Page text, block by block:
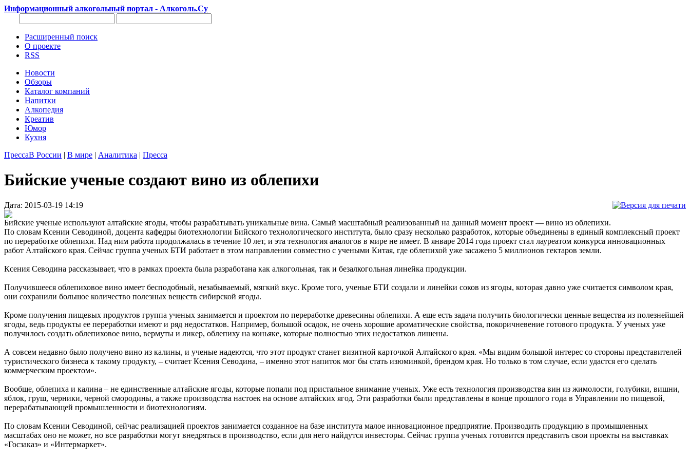
Информационный алкогольный портал - Алкоголь.Су
Расширенный поиск
О проекте
RSS
Новости
Обзоры
Каталог компаний
Напитки
Алкопедия
Креатив
Юмор
Кухня
ПрессаВ России | В мире | Аналитика | Пресса
Бийские ученые создают вино из облепихи
Дата: 2015-03-19 14:19
Бийские ученые используют алтайские ягоды, чтобы разрабатывать уникальные вина. Самый масштабный реализованный на данный момент проект — вино из облепихи.
По словам Ксении Севодиной, доцента кафедры биотехнологии Бийского технологического института, было сразу несколько разработок, которые объединены в единый комплексный проект
по переработке облепихи. Над ним работа продолжалась в течение 10 лет, и эта технология аналогов в мире не имеет. В январе 2014 года проект стал лауреатом конкурса инновационных
работ Алтайского края. Сейчас группа ученых БТИ работает в этом направлении совместно с учеными Китая, где облепихой уже засажено 5 миллионов гектаров земли.
Ксения Севодина рассказывает, что в рамках проекта была разработана как алкогольная, так и безалкогольная линейка продукции.
Получившееся облепиховое вино имеет бесподобный, незабываемый, мягкий вкус. Кроме того, ученые БТИ создали и линейки соков из ягоды, которая давно уже считается символом края,
они сохранили большое количество полезных веществ сибирской ягоды.
Кроме получения пищевых продуктов группа ученых занимается и проектом по переработке древесины облепихи. А еще есть задача получить биологически ценные вещества из полезнейшей
ягоды, ведь продукты ее переработки имеют и ряд недостатков. Например, большой осадок, не очень хорошие ароматические свойства, покоричневение готового продукта. У ученых уже
получилось создать облепиховое вино, вермуты и ликер, облепиху на коньяке, которые полностью этих недостатков лишены.
А совсем недавно было получено вино из калины, и ученые надеются, что этот продукт станет визитной карточкой Алтайского края. «Мы видим большой интерес со стороны представителей
туристического бизнеса к такому продукту, – считает Ксения Севодина, – именно этот напиток мог бы стать изюминкой, брендом края. Но только в том случае, если удастся его сделать
коммерческим проектом».
Вообще, облепиха и калина – не единственные алтайские ягоды, которые попали под пристальное внимание ученых. Уже есть технология производства вин из жимолости, голубики, вишни,
яблок, груш, черники, черной смородины, а также производства настоек на основе алтайских ягод. Эти разработки были представлены в конце прошлого года в Управлении по пищевой,
перерабатывающей промышленности и биотехнологиям.
По словам Ксении Севодиной, сейчас реализацией проектов занимается созданное на базе института малое инновационное предприятие. Производить продукцию в промышленных
масштабах оно не может, но все разработки могут внедряться в производство, если для него найдутся инвесторы. Сейчас группа ученых готовится представить свои проекты на выставках
«Госзаказ» и «Интермаркет».